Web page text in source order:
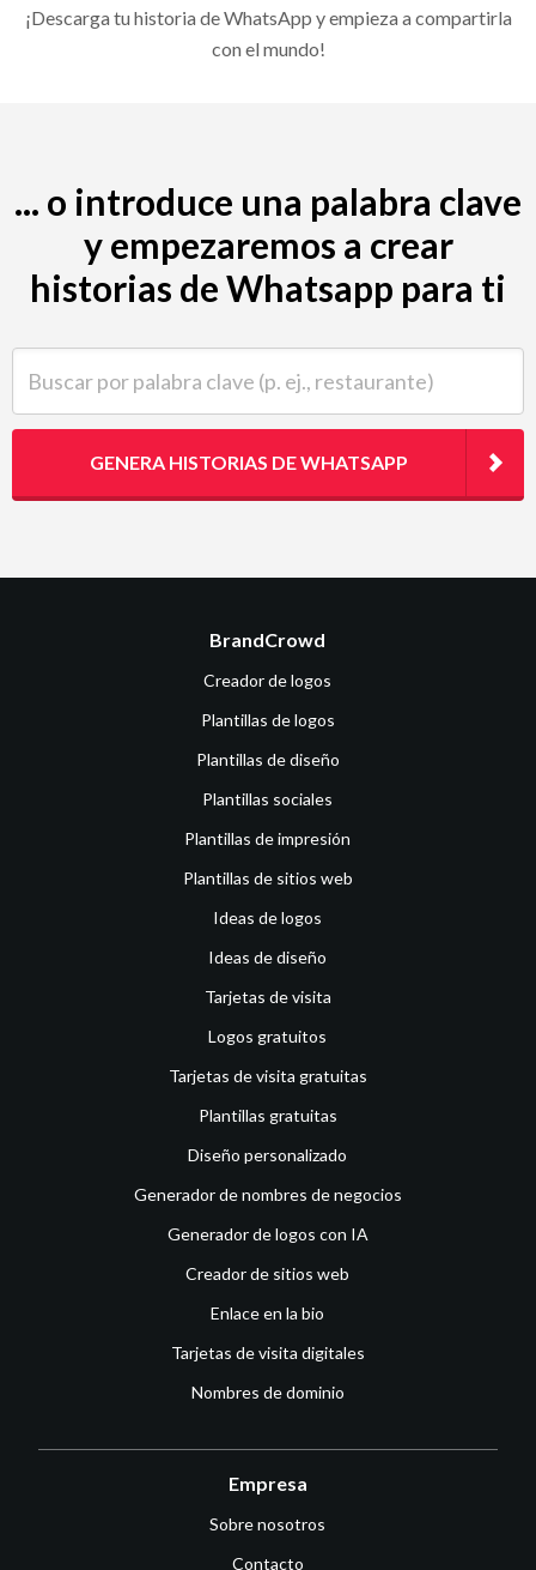
¡Descarga tu historia de WhatsApp y empieza a compartirla
con el mundo!
... o introduce una palabra clave
y empezaremos a crear
historias de Whatsapp para ti
GENERA HISTORIAS DE WHATSAPP
BrandCrowd
Creador de logos
Plantillas de logos
Plantillas de diseño
Plantillas sociales
Plantillas de impresión
Plantillas de sitios web
Ideas de logos
Ideas de diseño
Tarjetas de visita
Logos gratuitos
Tarjetas de visita gratuitas
Plantillas gratuitas
Diseño personalizado
Generador de nombres de negocios
Generador de logos con IA
Creador de sitios web
Enlace en la bio
Tarjetas de visita digitales
Nombres de dominio
Empresa
Sobre nosotros
Contacto